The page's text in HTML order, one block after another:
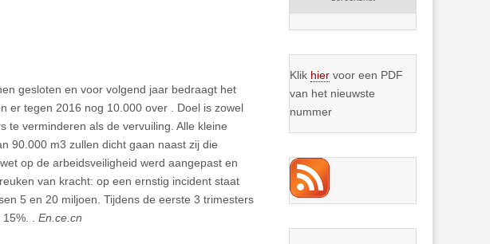
gesloten en voor volgend jaar bedraagt het
er tegen 2016 nog 10.000 over . Doel is zowel
te verminderen als de vervuiling. Alle kleine
90.000 m3 zullen dicht gaan naast zij die
op de arbeidsveiligheid werd aangepast en
van kracht: op een ernstig incident staat
5 en 20 miljoen. Tijdens de eerste 3 trimesters
. En.ce.cn
Klik hier voor een PDF
van het nieuwste
nummer